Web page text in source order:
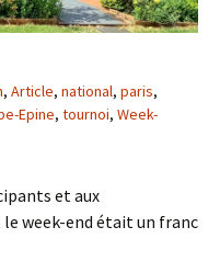
, Article, national, paris,
Epine, tournoi, Week-
et aux
le week-end était un franc